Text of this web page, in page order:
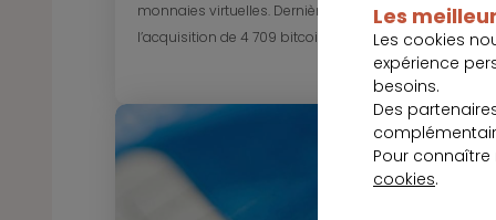
monnaies virtuelles. Dernièrement, la fintech a fait
l’acquisition de 4 709 bitcoin pour un...
Les
Les cookies
expérience
besoins.
Des
Pour
cookies.